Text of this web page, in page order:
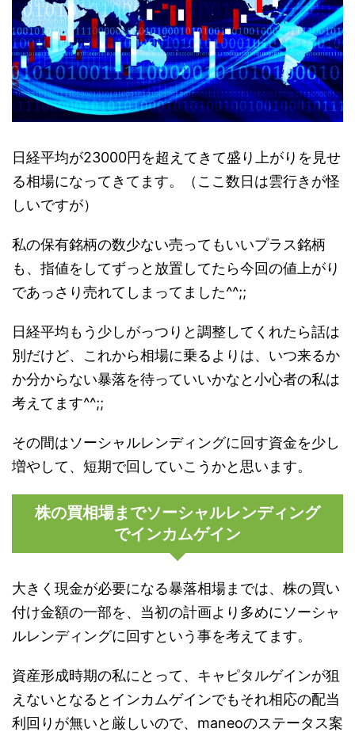
日経平均が23000円を超えてきて盛り上がりを見せ
る相場になってきてます。（ここ数日は雲行きが怪
しいですが）
私の保有銘柄の数少ない売ってもいいプラス銘柄
も、指値をしてずっと放置してたら今回の値上がり
であっさり売れてしまってました^^;;
日経平均もう少しがっつりと調整してくれたら話は
別だけど、これから相場に乗るよりは、いつ来るか
か分からない暴落を待っていいかなと小心者の私は
考えてます^^;;
その間はソーシャルレンディングに回す資金を少し
増やして、短期で回していこうかと思います。
株の買相場までソーシャルレンディング
でインカムゲイン
大きく現金が必要になる暴落相場までは、株の買い
付け金額の一部を、当初の計画より多めにソーシャ
ルレンディングに回すという事を考えてます。
資産形成時期の私にとって、キャピタルゲインが狙
えないとなるとインカムゲインでもそれ相応の配当
利回りが無いと厳しいので、maneoのステータス案